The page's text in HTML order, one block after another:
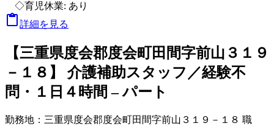
◇育児休業: あり
詳細を見る
【三重県度会郡度会町田間字前山３１９
－１８】 介護補助スタッフ／経験不
問・１日４時間 – パート
勤務地： 三重県度会郡度会町田間字前山３１９－１８ 職